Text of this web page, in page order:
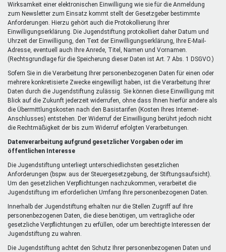
Wirksamkeit einer elektronischen Einwilligung wie sie für die Anmeldung
zum Newsletter zum Einsatz kommt stellt der Gesetzgeber bestimmte
Anforderungen. Hierzu gehört auch die Protokollierung Ihrer
Einwilligungserklärung. Die Jugendstiftung protokolliert daher Datum und
Uhrzeit der Einwilligung, den Text der Einwilligungserklärung, Ihre E-Mail-
Adresse, eventuell auch Ihre Anrede, Titel, Namen und Vornamen.
(Rechtsgrundlage für die Speicherung dieser Daten ist Art. 7 Abs. 1 DSGVO.)
Sofern Sie in die Verarbeitung Ihrer personenbezogenen Daten für einen oder
mehrere konkretisierte Zwecke eingewilligt haben, ist die Verarbeitung Ihrer
Daten durch die Jugendstiftung zulässig. Sie können diese Einwilligung mit
Blick auf die Zukunft jederzeit widerrufen, ohne dass Ihnen hierfür andere als
die Übermittlungskosten nach den Basistarifen (Kosten Ihres Internet-
Anschlusses) entstehen. Der Widerruf der Einwilligung berührt jedoch nicht
die Rechtmäßigkeit der bis zum Widerruf erfolgten Verarbeitungen.
Datenverarbeitung aufgrund gesetzlicher Vorgaben oder im
öffentlichen Interesse
Die Jugendstiftung unterliegt unterschiedlichsten gesetzlichen
Anforderungen (bspw. aus der Steuergesetzgebung, der Stiftungsaufsicht).
Um den gesetzlichen Verpflichtungen nachzukommen, verarbeitet die
Jugendstiftung im erforderlichen Umfang Ihre personenbezogenen Daten.
Innerhalb der Jugendstiftung erhalten nur die Stellen Zugriff auf Ihre
personenbezogenen Daten, die diese benötigen, um vertragliche oder
gesetzliche Verpflichtungen zu erfüllen, oder um berechtigte Interessen der
Jugendstiftung zu wahren.
Die Jugendstiftung achtet den Schutz Ihrer personenbezogenen Daten und